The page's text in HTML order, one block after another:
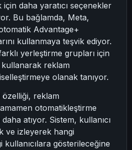
için daha yaratıcı seçenekler
Bu bağlamda, Meta,
Advantage+
kullanmaya teşvik ediyor.
yerleştirme grupları için
reklam
olanak tanıyor.
özelliği, reklam
otomatikleştirme
atıyor. Sistem, kullanıcı
ve izleyerek hangi
kullanıcılara gösterileceğine